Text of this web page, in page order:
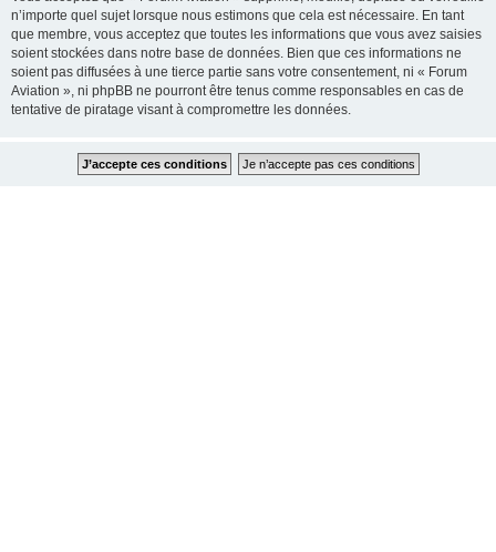
n’importe quel sujet lorsque nous estimons que cela est nécessaire. En tant
que membre, vous acceptez que toutes les informations que vous avez saisies
soient stockées dans notre base de données. Bien que ces informations ne
soient pas diffusées à une tierce partie sans votre consentement, ni « Forum
Aviation », ni phpBB ne pourront être tenus comme responsables en cas de
tentative de piratage visant à compromettre les données.